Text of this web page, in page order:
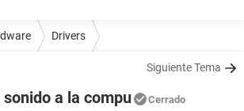
Drivers
Siguiente Tema
a la compu Cerrado